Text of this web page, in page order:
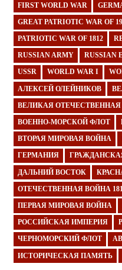
FIRST WORLD WAR
GREAT PATRIOTIC WAR OF
PATRIOTIC WAR OF 1812
RUSSIAN ARMY RUSSIAN
USSR WORLD WAR I
АЛЕКСЕЙ ОЛЕЙНИКОВ
ВЕЛИКАЯ ОТЕЧЕСТВЕННАЯ
ВОЕННО-МОРСКОЙ ФЛОТ
ВТОРАЯ МИРОВАЯ ВОЙНА
ГЕРМАНИЯ
ДАЛЬНИЙ ВОСТОК
ОТЕЧЕСТВЕННАЯ ВОЙНА
ПЕРВАЯ МИРОВАЯ ВОЙНА
РОССИЙСКАЯ ИМПЕРИЯ
ЧЕРНОМОРСКИЙ ФЛОТ
ИСТОРИЧЕСКАЯ ПАМЯТЬ